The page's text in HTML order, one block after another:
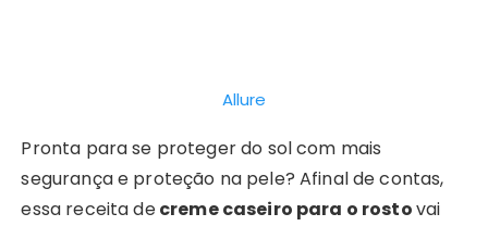
Allure
Pronta para se proteger do sol com mais
segurança e proteção na pele? Afinal de contas,
essa receita decreme caseiro para o rostovai